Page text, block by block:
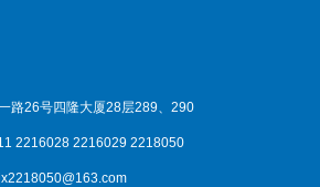
路26号四隆大厦28层289、290
2216028 2216029 2218050